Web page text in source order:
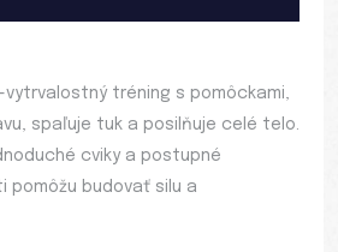
vytrvalostný tréning s pomôckami,
spaľuje tuk a posilňuje celé telo.
cviky a postupné
pomôžu budovať silu a